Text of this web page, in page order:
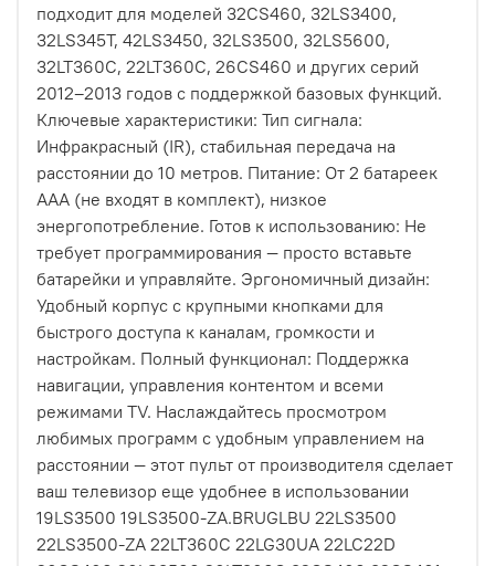
подходит для моделей 32CS460, 32LS3400,
32LS345T, 42LS3450, 32LS3500, 32LS5600,
32LT360C, 22LT360C, 26CS460 и других серий
2012–2013 годов с поддержкой базовых функций.
Ключевые характеристики: Тип сигнала:
Инфракрасный (IR), стабильная передача на
расстоянии до 10 метров. Питание: От 2 батареек
AAA (не входят в комплект), низкое
энергопотребление. Готов к использованию: Не
требует программирования — просто вставьте
батарейки и управляйте. Эргономичный дизайн:
Удобный корпус с крупными кнопками для
быстрого доступа к каналам, громкости и
настройкам. Полный функционал: Поддержка
навигации, управления контентом и всеми
режимами TV. Наслаждайтесь просмотром
любимых программ с удобным управлением на
расстоянии — этот пульт от производителя сделает
ваш телевизор еще удобнее в использовании
19LS3500 19LS3500-ZA.BRUGLBU 22LS3500
22LS3500-ZA 22LT360C 22LG30UA 22LC22D